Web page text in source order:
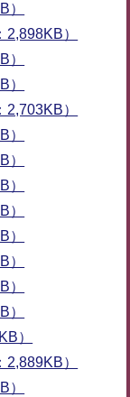
）
）
）
）
）
）
）
）
）
）
）
）
）
）
）
）